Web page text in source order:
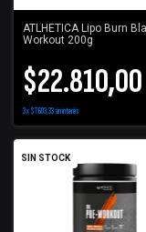
ATLHETICA Lipo Burn
Workout 200g
$22.810,00
3x$7.603,33sin interés
SIN STOCK